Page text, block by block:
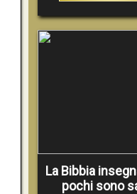
La Bibbia
pochi sono